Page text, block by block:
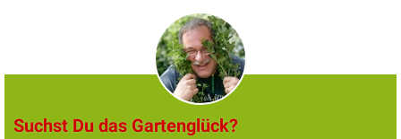
Suchst Du das Gartenglück?